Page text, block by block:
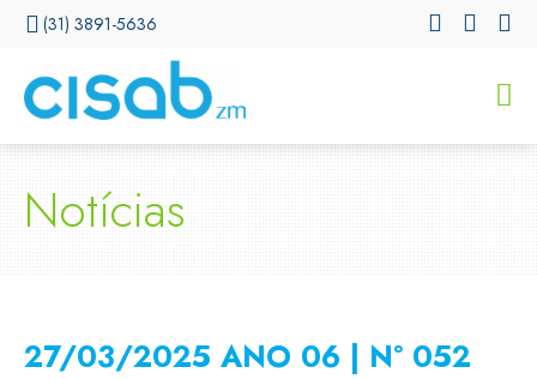
(31) 3891-5636
Notícias
27/03/2025 ANO 06 | N° 052
CISSA